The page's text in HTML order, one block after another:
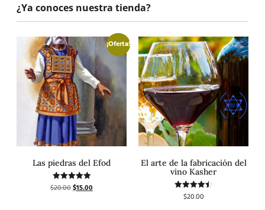
¿Ya conoces nuestra tienda?
¡Oferta!
Las piedras del Efod
Valorado
con
$20.00$15.00
El arte de la fabricación del
vino Kasher
Valorado
$20.00